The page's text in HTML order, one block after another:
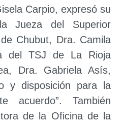
Carpio, expresó su
Jueza del Superior
Chubut, Dra. Camila
del TSJ de La Rioja
Dra. Gabriela Asís,
y disposición para la
acuerdo”. También
de la Oficina de la